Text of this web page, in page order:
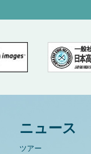
ニュース
ツアー